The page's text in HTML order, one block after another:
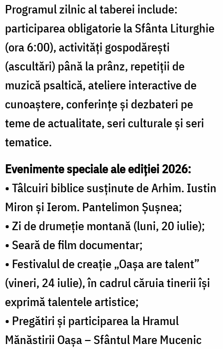
Programul zilnic al taberei include:
participarea obligatorie la Sfânta Liturghie
(ora 6:00), activități gospodărești
(ascultări) până la prânz, repetiții de
muzică psaltică, ateliere interactive de
cunoaștere, conferințe și dezbateri pe
teme de actualitate, seri culturale și seri
tematice.
Evenimente speciale ale ediției 2026:
• Tâlcuiri biblice susținute de Arhim. Iustin
Miron și Ierom. Pantelimon Șușnea;
• Zi de drumeție montană (luni, 20 iulie);
• Seară de film documentar;
• Festivalul de creație „Oașa are talent”
(vineri, 24 iulie), în cadrul căruia tinerii își
exprimă talentele artistice;
• Pregătiri și participarea la Hramul
Mănăstirii Oașa – Sfântul Mare Mucenic